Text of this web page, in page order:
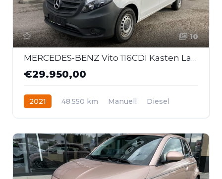
10
MERCEDES-BENZ Vito 116CDI Kasten Lang
€29.950,00
2021 48.550 km Manuell
Diesel